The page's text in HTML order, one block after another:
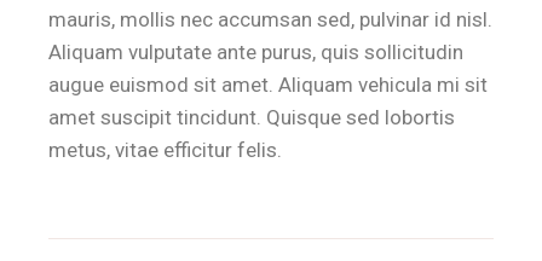
mauris, mollis nec accumsan sed, pulvinar id nisl.
Aliquam vulputate ante purus, quis sollicitudin
augue euismod sit amet. Aliquam vehicula mi sit
amet suscipit tincidunt. Quisque sed lobortis
metus, vitae efficitur felis.